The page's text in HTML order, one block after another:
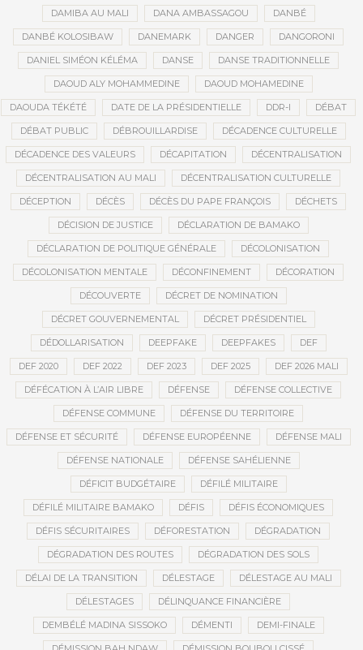
DAMIBA AU MALI DANA AMBASSAGOU DANBÉ
DANBÉ KOLOSIBAW DANEMARK DANGER DANGORONI
DANIEL SIMÉON KÉLÉMA DANSE DANSE TRADITIONNELLE
DAOUD ALY MOHAMMEDINE DAOUD MOHAMEDINE
DAOUDA TÉKÉTÉ DATE DE LA PRÉSIDENTIELLE DDR-I DÉBAT
DÉBAT PUBLIC DÉBROUILLARDISE DÉCADENCE CULTURELLE
DÉCADENCE DES VALEURS DÉCAPITATION DÉCENTRALISATION
DÉCENTRALISATION AU MALI DÉCENTRALISATION CULTURELLE
DÉCEPTION DÉCÈS DÉCÈS DU PAPE FRANÇOIS DÉCHETS
DÉCISION DE JUSTICE DÉCLARATION DE BAMAKO
DÉCLARATION DE POLITIQUE GÉNÉRALE DÉCOLONISATION
DÉCOLONISATION MENTALE DÉCONFINEMENT DÉCORATION
DÉCOUVERTE DÉCRET DE NOMINATION
DÉCRET GOUVERNEMENTAL DÉCRET PRÉSIDENTIEL
DÉDOLLARISATION DEEPFAKE DEEPFAKES DEF
DEF 2020 DEF 2022 DEF 2023 DEF 2025 DEF 2026 MALI
DÉFÉCATION À L’AIR LIBRE DÉFENSE DÉFENSE COLLECTIVE
DÉFENSE COMMUNE DÉFENSE DU TERRITOIRE
DÉFENSE ET SÉCURITÉ DÉFENSE EUROPÉENNE DÉFENSE MALI
DÉFENSE NATIONALE DÉFENSE SAHÉLIENNE
DÉFICIT BUDGÉTAIRE DÉFILÉ MILITAIRE
DÉFILÉ MILITAIRE BAMAKO DÉFIS DÉFIS ÉCONOMIQUES
DÉFIS SÉCURITAIRES DÉFORESTATION DÉGRADATION
DÉGRADATION DES ROUTES DÉGRADATION DES SOLS
DÉLAI DE LA TRANSITION DÉLESTAGE DÉLESTAGE AU MALI
DÉLESTAGES DÉLINQUANCE FINANCIÈRE
DEMBÉLÉ MADINA SISSOKO DÉMENTI DEMI-FINALE